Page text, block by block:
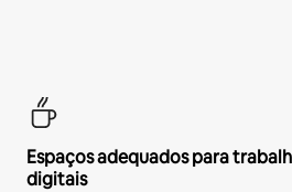
Espaços adequados para
digitais